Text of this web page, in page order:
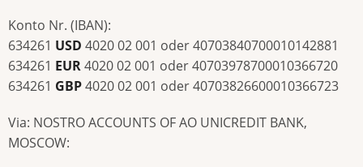
Konto Nr. (IBAN):
634261 USD 4020 02 001 oder 40703840700010142881
634261 EUR4020 02 001 oder 40703978700010366720
634261 GBP4020 02 001 oder 40703826600010366723
Via: NOSTRO ACCOUNTS OF AO UNICREDIT BANK,
MOSCOW: